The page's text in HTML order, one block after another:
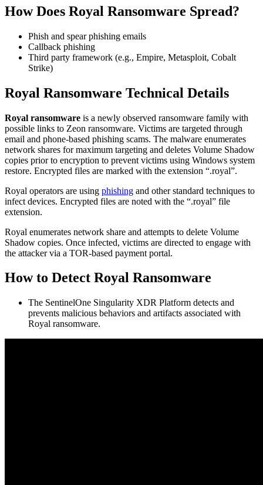
How Does Royal Ransomware Spread?
Phish and spear phishing emails
Callback phishing
Third party framework (e.g., Empire, Metasploit, Cobalt
Strike)
Royal Ransomware Technical Details
Royal ransomware is a newly observed ransomware family with
possible links to Zeon ransomware. Victims are targeted through
email and phone-based phishing scams. The malware enumerates
network shares for maximum targeting and deletes Volume Shadow
copies prior to encryption to prevent victims using Windows system
restore. Encrypted files are marked with the extension “.royal”.
Royal operators are using phishing and other standard techniques to
infect devices. Encrypted files are noted with the “.royal” file
extension.
Royal enumerates network share and attempts to delete Volume
Shadow copies. Once infected, victims are directed to engage with
the attacker via a TOR-based payment portal.
How to Detect Royal Ransomware
The SentinelOne Singularity XDR Platform detects and
prevents malicious behaviors and artifacts associated with
Royal ransomware.